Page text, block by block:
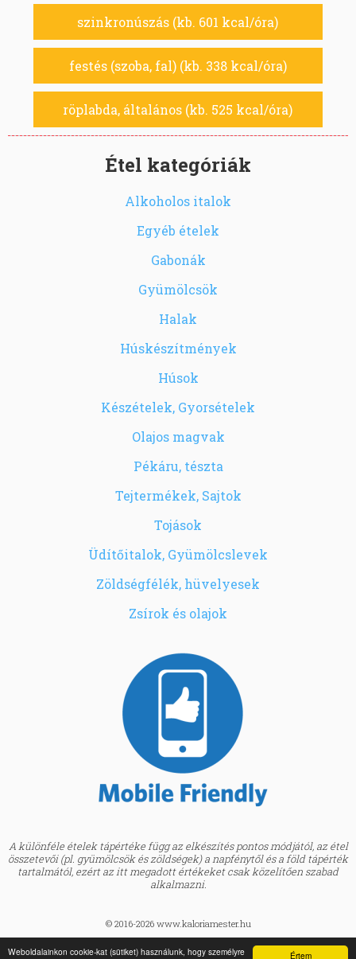
Értem
Weboldalainkon cookie-kat (sütiket) használunk, hogy személyre
szinkronúszás (kb. 601 kcal/óra)
festés (szoba, fal) (kb. 338 kcal/óra)
röplabda, általános (kb. 525 kcal/óra)
Étel kategóriák
Alkoholos italok
Egyéb ételek
Gabonák
Gyümölcsök
Halak
Húskészítmények
Húsok
Készételek, Gyorsételek
Olajos magvak
Pékáru, tészta
Tejtermékek, Sajtok
Tojások
Üdítőitalok, Gyümölcslevek
Zöldségfélék, hüvelyesek
Zsírok és olajok
A különféle ételek tápértéke függ az elkészítés pontos módjától, az étel
összetevői (pl. gyümölcsök és zöldségek) a napfénytől és a föld tápérték
tartalmától, ezért az itt megadott értékeket csak közelítően szabad
alkalmazni.
© 2016-2026 www.kaloriamester.hu